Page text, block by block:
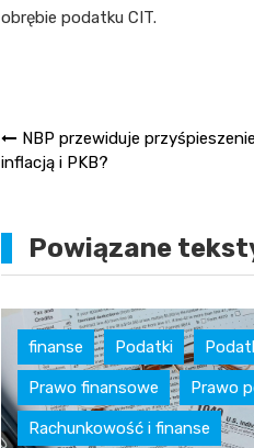
obrębie podatku CIT.
Nawigacja
NBP przewiduje
inflacją i PKB?
Powiązane
finanse Podatki
Prawo finansowe Prawo
Rachunkowość i finanse